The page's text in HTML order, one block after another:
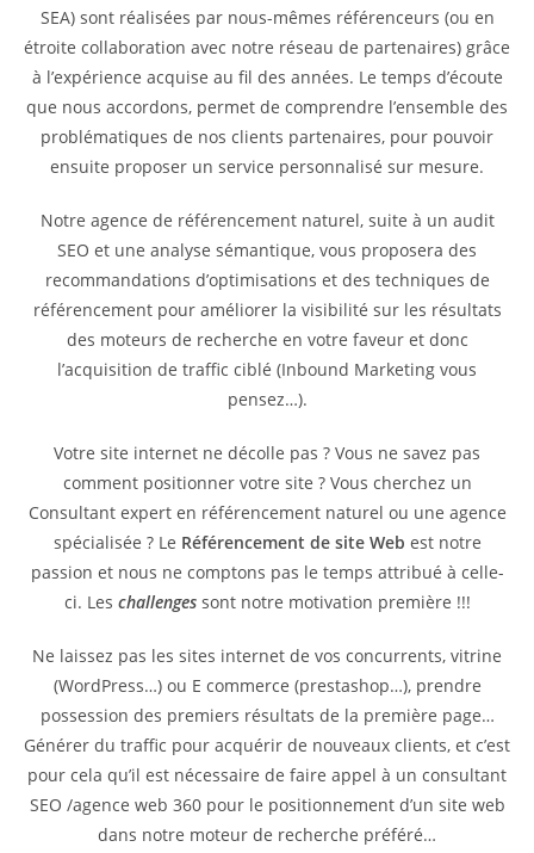
SEA) sont réalisées par nous-mêmes référenceurs (ou en
étroite collaboration avec notre réseau de partenaires) grâce
à l’expérience acquise au fil des années. Le temps d’écoute
que nous accordons, permet de comprendre l’ensemble des
problématiques de nos clients partenaires, pour pouvoir
ensuite proposer un service personnalisé sur mesure.
Notre agence de référencement naturel, suite à un audit
SEO et une analyse sémantique, vous proposera des
recommandations d’optimisations et des techniques de
référencement pour améliorer la visibilité sur les résultats
des moteurs de recherche en votre faveur et donc
l’acquisition de traffic ciblé (Inbound Marketing vous
pensez…).
Votre site internet ne décolle pas ? Vous ne savez pas
comment positionner votre site ? Vous cherchez un
Consultant expert en référencement naturel ou une agence
spécialisée ? Le Référencement de site Web est notre
passion et nous ne comptons pas le temps attribué à celle-
ci. Les challengessont notre motivation première !!!
Ne laissez pas les sites internet de vos concurrents, vitrine
(WordPress…) ou E commerce (prestashop…), prendre
possession des premiers résultats de la première page…
Générer du traffic pour acquérir de nouveaux clients, et c’est
pour cela qu’il est nécessaire de faire appel à un consultant
SEO /agence web 360 pour le positionnement d’un site web
dans notre moteur de recherche préféré…